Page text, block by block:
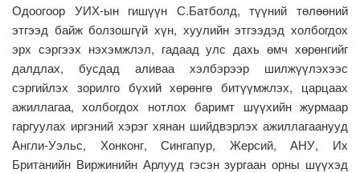
Одоогоор УИХ-ын гишүүн С.Батболд, түүний төлөөний
этгээд байж болзошгүй хүн, хуулийн этгээдэд холбогдох
эрх сэргээх нэхэмжлэл, гадаад улс дахь өмч хөрөнгийг
далдлах, бусдад аливаа хэлбэрээр шилжүүлэхээс
сэргийлэх зорилго бүхий хөрөнгө битүүмжлэх, царцаах
ажиллагаа, холбогдох нотлох баримт шүүхийн журмаар
гаргуулах иргэний хэрэг хянан шийдвэрлэх ажиллагаанууд
Англи-Уэльс, Хонконг, Сингапур, Жерсий, АНУ, Их
Британийн Виржинийн Арлууд гэсэн зургаан орны шүүхэд